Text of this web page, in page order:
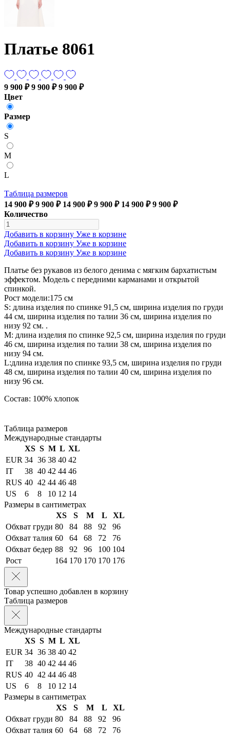
Платье 8061
9 900 ₽ 9 900 ₽ 9 900 ₽
Цвет
Размер
S
M
L
Таблица размеров
14 900 ₽ 9 900 ₽ 14 900 ₽ 9 900 ₽ 14 900 ₽ 9 900 ₽
Количество
Добавить в корзину Уже в корзине
Добавить в корзину Уже в корзине
Добавить в корзину Уже в корзине
Платье без рукавов из белого денима с мягким бархатистым
эффектом. Модель с передними карманами и открытой
спинкой.
Рост модели:175 см
S: длина изделия по спинке 91,5 см, ширина изделия по груди
44 см, ширина изделия по талии 36 см, ширина изделия по
низу 92 см. .
М: длина изделия по спинке 92,5 см, ширина изделия по груди
46 см, ширина изделия по талии 38 см, ширина изделия по
низу 94 см.
L:длина изделия по спинке 93,5 см, ширина изделия по груди
48 см, ширина изделия по талии 40 см, ширина изделия по
низу 96 см.
Состав: 100% хлопок
Таблица размеров
Международные стандарты
XS S M L XL
EUR 34 36 38 40 42
IT
38 40 42 44 46
RUS 40 42 44 46 48
US
6 8 10 12 14
Размеры в сантиметрах
XS
S M L
XL
Обхват груди 80 84 88 92
96
Обхват талия 60 64 68 72
76
Обхват бедер 88 92 96 100 104
Рост
164 170 170 170 176
Товар успешно добавлен в корзину
Таблица размеров
Международные стандарты
XS S M L XL
EUR 34 36 38 40 42
IT
38 40 42 44 46
RUS 40 42 44 46 48
US
6 8 10 12 14
Размеры в сантиметрах
XS
S M L
XL
Обхват груди 80 84 88 92
96
Обхват талия 60 64 68 72 76